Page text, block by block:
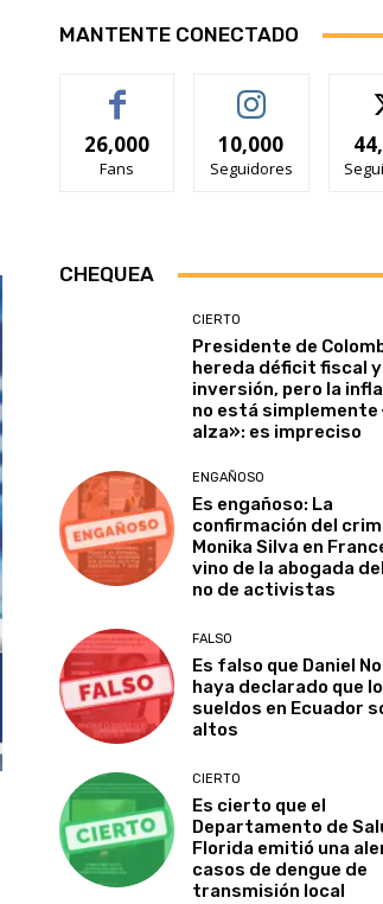
MANTENTE CONECTADO
26,000
Fans
10,000
Seguidores
CHEQUEA
CIERTO
Presidente de
hereda déficit fiscal y
inversión, pero la
no está simplemente
alza»: es impreciso
ENGAÑOSO
Es engañoso: La
confirmación del
Monika Silva en
vino de la abogada
no de activistas
FALSO
Es falso que Daniel
haya declarado que
sueldos en Ecuador
altos
CIERTO
Es cierto que el
Departamento de
Florida emitió una
casos de dengue de
transmisión local